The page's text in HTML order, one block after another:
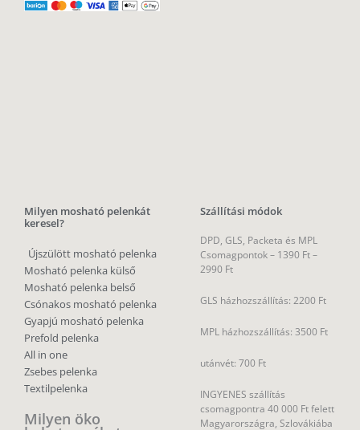
Gyapjú mosható pelenka
All in one
Zsebes pelenka
Textilpelenka
Milyen öko
babaterméket
keresel?
Öko eldobható pelenka
Babával együtt nővő ruhák
utánvét: 700 Ft
csomagpontra 40 000 Ft felett
és Romániába
SZEMÉLYES ÁTVÉTEL – Bp.,
Személyes átvétel esetén a
rendelésedet bankkártyával